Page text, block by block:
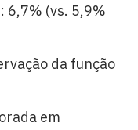
6,7% (vs. 5,9%
da função
em